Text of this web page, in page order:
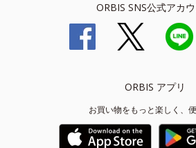
ORBIS SNS公式アカ
ORBIS アプリ
お買い物をもっと楽しく、